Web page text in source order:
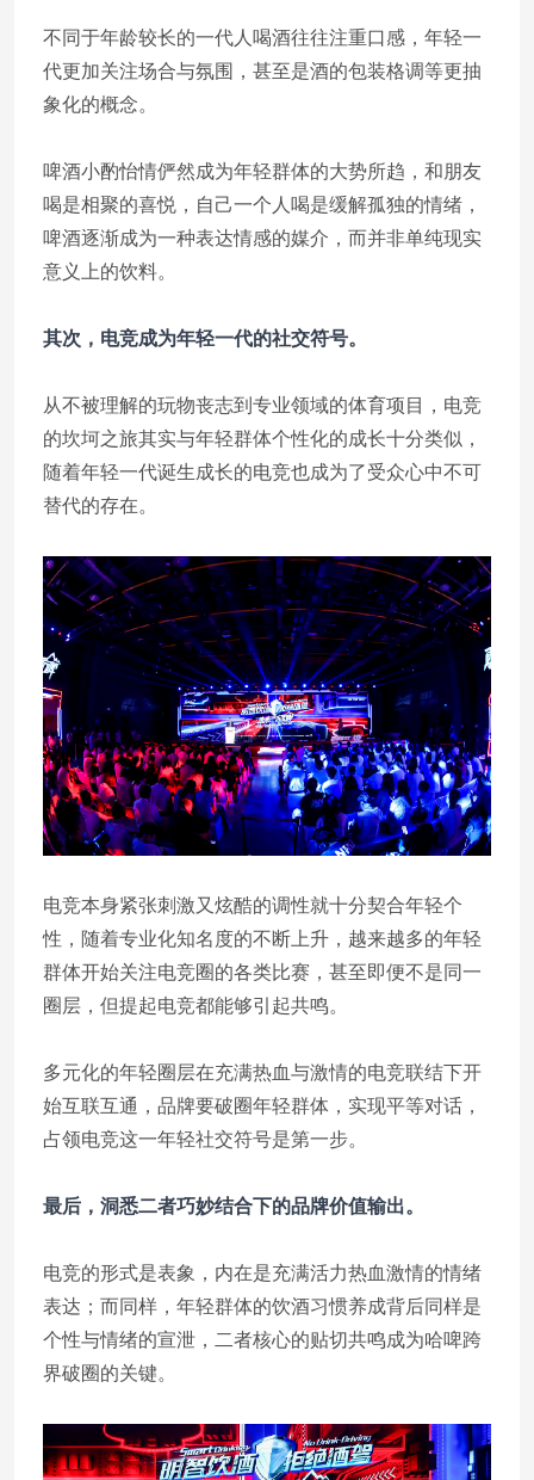
不同于年龄较长的一代人喝酒往往注重口感，年轻一
代更加关注场合与氛围，甚至是酒的包装格调等更抽
象化的概念。
啤酒小酌怡情俨然成为年轻群体的大势所趋，和朋友
喝是相聚的喜悦，自己一个人喝是缓解孤独的情绪，
啤酒逐渐成为一种表达情感的媒介，而并非单纯现实
意义上的饮料。
其次，电竞成为年轻一代的社交符号。
从不被理解的玩物丧志到专业领域的体育项目，电竞
的坎坷之旅其实与年轻群体个性化的成长十分类似，
随着年轻一代诞生成长的电竞也成为了受众心中不可
替代的存在。
电竞本身紧张刺激又炫酷的调性就十分契合年轻个
性，随着专业化知名度的不断上升，越来越多的年轻
群体开始关注电竞圈的各类比赛，甚至即便不是同一
圈层，但提起电竞都能够引起共鸣。
多元化的年轻圈层在充满热血与激情的电竞联结下开
始互联互通，品牌要破圈年轻群体，实现平等对话，
占领电竞这一年轻社交符号是第一步。
最后，洞悉二者巧妙结合下的品牌价值输出。
电竞的形式是表象，内在是充满活力热血激情的情绪
表达；而同样，年轻群体的饮酒习惯养成背后同样是
个性与情绪的宣泄，二者核心的贴切共鸣成为哈啤跨
界破圈的关键。